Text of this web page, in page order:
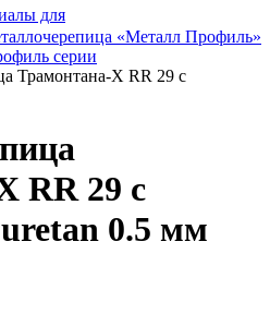
для
«Металл Профиль»
серии
Трамонтана-X RR 29 с
RR 29 с
0.5 мм